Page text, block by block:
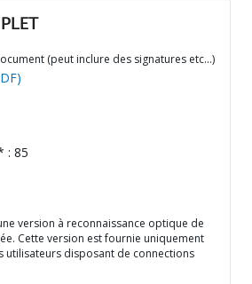
(peut inclure des signatures etc…)
: 85
version à reconnaissance optique de
Cette version est fournie uniquement
utilisateurs disposant de connections